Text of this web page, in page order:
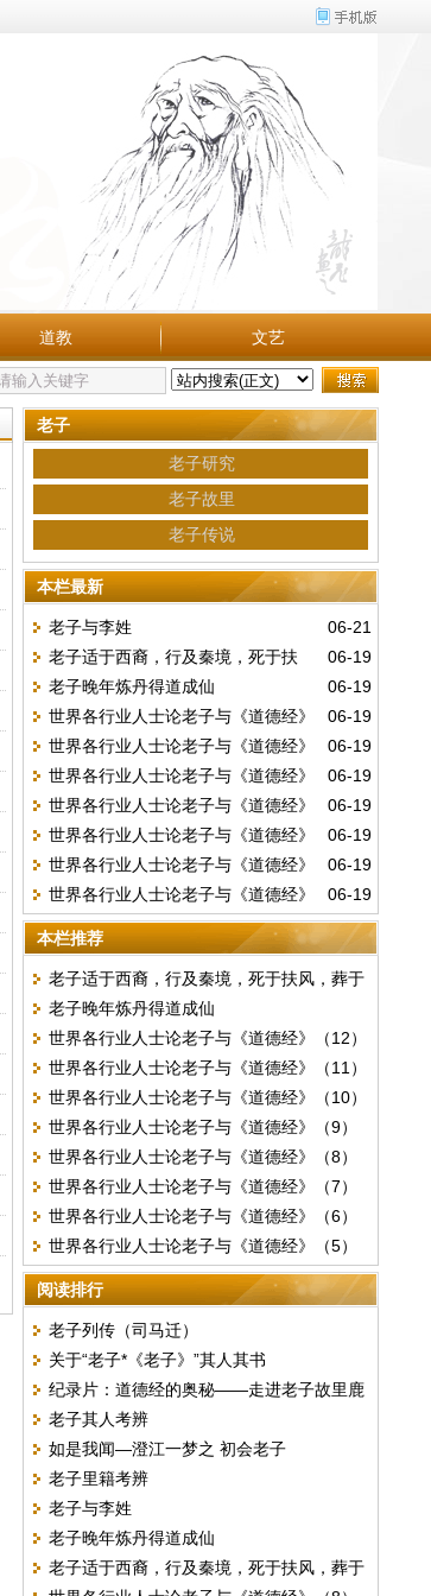
道教 文艺
老子
老子研究
老子故里
老子传说
本栏最新
06-21
老子与李姓
06-19
老子适于西裔，行及秦境，死于扶
风，葬于槐里
06-19
老子晚年炼丹得道成仙
06-19
世界各行业人士论老子与《道德经》
（12）
06-19
世界各行业人士论老子与《道德经》
（11）
06-19
世界各行业人士论老子与《道德经》
（10）
06-19
世界各行业人士论老子与《道德经》
（9）
06-19
世界各行业人士论老子与《道德经》
（8）
06-19
世界各行业人士论老子与《道德经》
（7）
06-19
世界各行业人士论老子与《道德经》
（6）
本栏推荐
老子适于西裔，行及秦境，死于扶风，葬于
槐里
老子晚年炼丹得道成仙
世界各行业人士论老子与《道德经》（12）
世界各行业人士论老子与《道德经》（11）
世界各行业人士论老子与《道德经》（10）
世界各行业人士论老子与《道德经》（9）
世界各行业人士论老子与《道德经》（8）
世界各行业人士论老子与《道德经》（7）
世界各行业人士论老子与《道德经》（6）
世界各行业人士论老子与《道德经》（5）
阅读排行
老子列传（司马迁）
关于“老子*《老子》”其人其书
纪录片：道德经的奥秘——走进老子故里鹿
邑
老子其人考辨
如是我闻—澄江一梦之 初会老子
老子里籍考辨
老子与李姓
老子晚年炼丹得道成仙
老子适于西裔，行及秦境，死于扶风，葬于